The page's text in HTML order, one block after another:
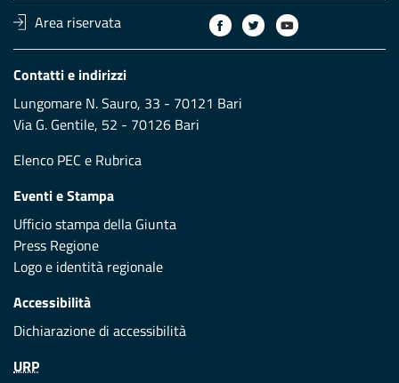
Area riservata
Contatti e indirizzi
Lungomare N. Sauro, 33 - 70121 Bari
Via G. Gentile, 52 - 70126 Bari
Elenco PEC e Rubrica
Eventi e Stampa
Ufficio stampa della Giunta
Press Regione
Logo e identità regionale
Accessibilità
Dichiarazione di accessibilità
URP